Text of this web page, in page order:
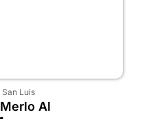
San Luis
Al